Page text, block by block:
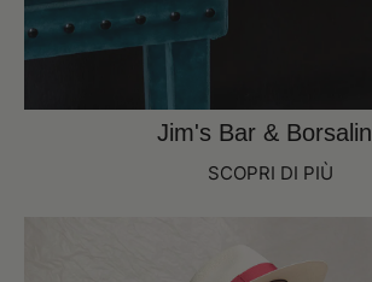
Jim's Bar &
SCOPRI DI PIÙ